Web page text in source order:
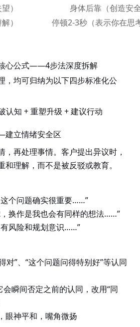
）
身体后靠（创造安
）
停顿2-3秒（表示你在思
心公式——4步法深度拆解
，均可归纳为以下四步标准化公
认知 + 重塑升级 + 建议行动
立情绪安全区
，再处理事情。客户提出异议时，
理解，而不是被反驳或教育。
个问题确实很重要……”
换作是我也会有同样的想法……”
风险和规划意识……”
对”、“这个问题问得特别好”等认同
瞬间否定之前的认同，改用“同
眼神平和，嘴角微扬